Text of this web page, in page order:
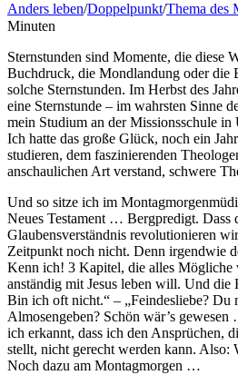
Anders leben/Doppelpunkt/Thema des
Minuten
Sternstunden sind Momente, die diese
Buchdruck, die Mondlandung oder die
solche Sternstunden. Im Herbst des
eine Sternstunde – im wahrsten Sinne
mein Studium an der Missionsschule in
Ich hatte das große Glück, noch ein
studieren, dem faszinierenden
anschaulichen Art verstand, schwere
Und so sitze ich im
Neues Testament … Bergpredigt. Dass
Glaubensverständnis revolutionieren
Zeitpunkt noch nicht. Denn irgendwie
Kenn ich! 3 Kapitel, die alles Mögliche
anständig mit Jesus leben will. Und die
Bin ich oft nicht.“ – „Feindesliebe? Du
Almosengeben? Schön wär’s
ich erkannt, dass ich den Ansprüchen,
stellt, nicht gerecht werden kann. Also:
Noch dazu am Montagmorgen …